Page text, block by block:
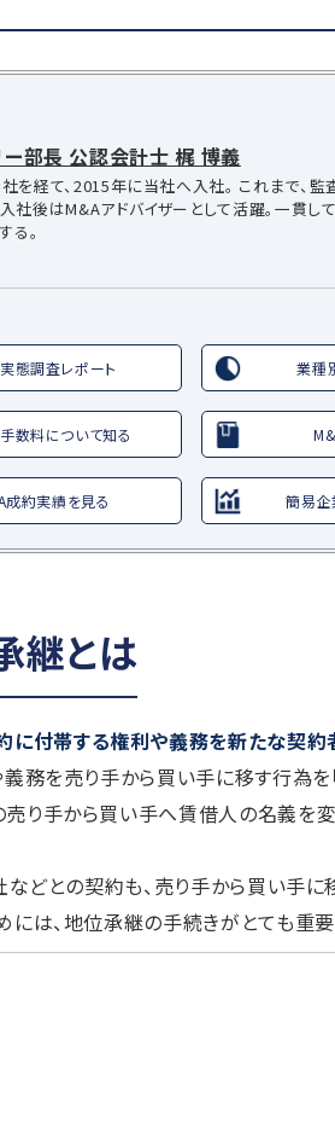
部長 公認会計士 梶 博義
経て、2015年に当社へ入社。 これまで、監
社後はM&Aアドバイザーとして活躍。一貫
る。
態調査レポート 業種
数料について知る
成約実績を見る 簡易企
継とは
に付帯する権利や義務を新たな契約
務を売り手から買い手に移す行為を
り手から買い手へ賃借人の名義を
どとの契約も、売り手から買い手に
は、地位承継の手続きがとても重要